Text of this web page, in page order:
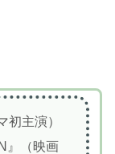
初主演）
』（映画